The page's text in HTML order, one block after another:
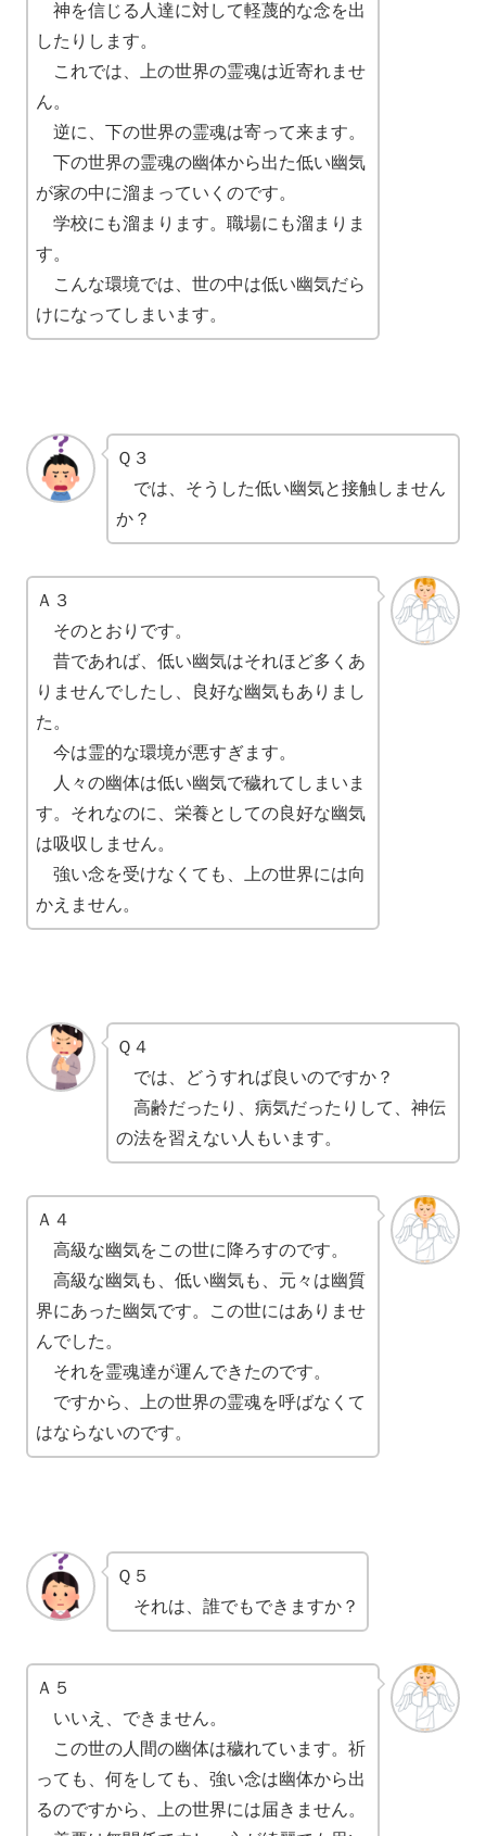
神を信じる人達に対して軽蔑的な念を出
したりします。
これでは、上の世界の霊魂は近寄れませ
ん。
逆に、下の世界の霊魂は寄って来ます。
下の世界の霊魂の幽体から出た低い幽気
が家の中に溜まっていくのです。
学校にも溜まります。職場にも溜まりま
す。
こんな環境では、世の中は低い幽気だら
けになってしまいます。
Ｑ３
では、そうした低い幽気と接触しません
か？
Ａ３
そのとおりです。
昔であれば、低い幽気はそれほど多くあ
りませんでしたし、良好な幽気もありまし
た。
今は霊的な環境が悪すぎます。
人々の幽体は低い幽気で穢れてしまいま
す。それなのに、栄養としての良好な幽気
は吸収しません。
強い念を受けなくても、上の世界には向
かえません。
Ｑ４
では、どうすれば良いのですか？
高齢だったり、病気だったりして、神伝
の法を習えない人もいます。
Ａ４
高級な幽気をこの世に降ろすのです。
高級な幽気も、低い幽気も、元々は幽質
界にあった幽気です。この世にはありませ
んでした。
それを霊魂達が運んできたのです。
ですから、上の世界の霊魂を呼ばなくて
はならないのです。
Ｑ５
それは、誰でもできますか？
Ａ５
いいえ、できません。
この世の人間の幽体は穢れています。祈
っても、何をしても、強い念は幽体から出
るのですから、上の世界には届きません。